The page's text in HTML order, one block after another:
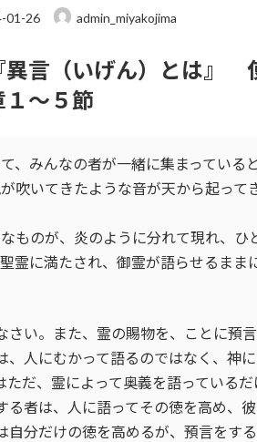
01-26 admin_miyakojima
言（いげん）とは』
１～５節
、みんなの者が一緒に集まっていると
吹いてきたような音が天から起って
ものが、炎のように分れて現れ、ひ
霊に満たされ、御霊が語らせるまま
さい。また、霊の賜物を、ことに預
、人にむかって語るのではなく、神
だ、霊によって奥義を語っているだ
る者は、人に語ってその徳を高め、
自分だけの徳を高めるが、預言をす